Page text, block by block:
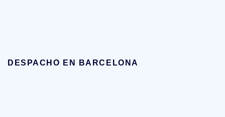
DESPACHO EN BARCELONA